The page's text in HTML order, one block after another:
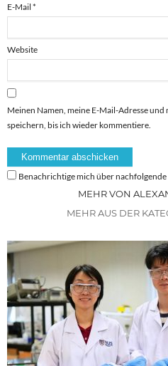
E-Mail *
Website
Meinen Namen, meine E-Mail-Adresse
speichern, bis ich wieder kommentiere.
Benachrichtige mich über nachfolgende
MEHR VON
MEHR AUS DER